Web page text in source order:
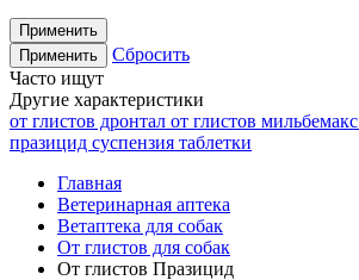
Применить
Применить
Сбросить
Часто ищут
Другие характеристики
от глистов дронтал от глистов мильбемакс
празицид суспензия таблетки
Главная
Ветеринарная аптека
Ветаптека для собак
От глистов для собак
От глистов Празицид